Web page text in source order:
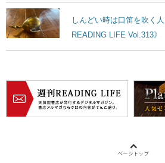
しんどい時は口笛を吹く
READING LIFE Vol.313》